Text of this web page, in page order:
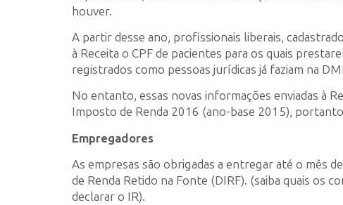
houver.
A partir desse ano, profissionais liberais,
à Receita o CPF de pacientes para os quais
registrados como pessoas jurídicas já faziam na
No entanto, essas novas informações enviadas à
Imposto de Renda 2016 (ano-base 2015),
Empregadores
As empresas são obrigadas a entregar até o mês
de Renda Retido na Fonte (DIRF). (saiba quais os
declarar o IR).